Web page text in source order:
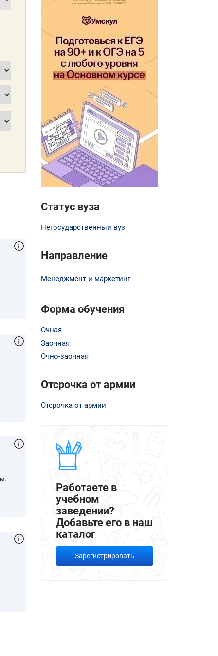
Статус вуза
Негосударственный вуз
Направление
Менеджмент и маркетинг
Форма обучения
Очная
Заочная
Очно-заочная
Отсрочка от армии
Отсрочка от армии
Работаете в
учебном
заведении?
Добавьте его в наш
каталог
Зарегистрировать